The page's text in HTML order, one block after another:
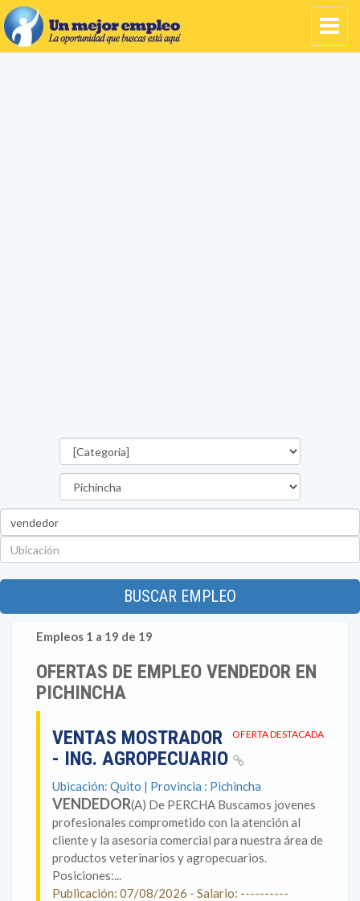
BUSCAR EMPLEO
Empleos 1 a 19 de 19
OFERTAS DE EMPLEO VENDEDOR EN
PICHINCHA
OFERTA DESTACADA
VENTAS MOSTRADOR
- ING. AGROPECUARIO
Ubicación: Quito | Provincia : Pichincha
VENDEDOR(A) De PERCHA Buscamos jovenes
profesionales comprometido con la atención al
cliente y la asesoría comercial para nuestra área de
productos veterinarios y agropecuarios.
Posiciones:...
Publicación: 07/08/2026 - Salario: ----------